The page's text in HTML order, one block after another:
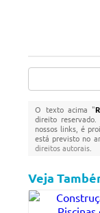
O texto acima "
direito
nossos links, é
está previsto no
direitos autorais
Veja